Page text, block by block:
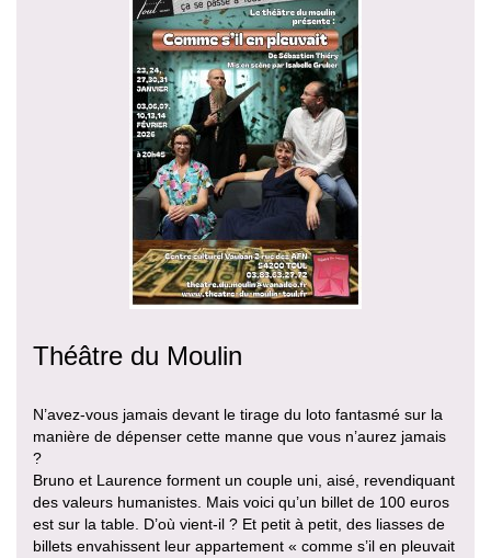
Théâtre du Moulin
N’avez-vous jamais devant le tirage du loto fantasmé sur la
manière de dépenser cette manne que vous n’aurez jamais
?
Bruno et Laurence forment un couple uni, aisé, revendiquant
des valeurs humanistes. Mais voici qu’un billet de 100 euros
est sur la table. D’où vient-il ? Et petit à petit, des liasses de
billets envahissent leur appartement « comme s’il en pleuvait